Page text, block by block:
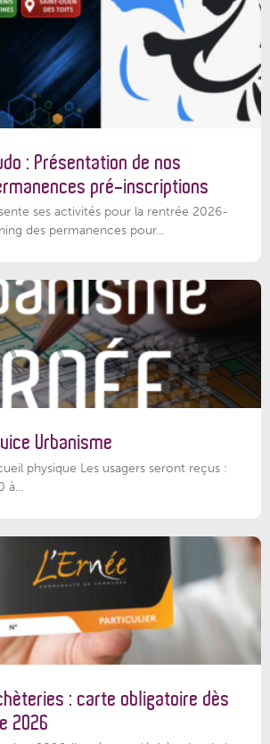
: Présentation de nos
pré-inscriptions
ses activités pour la rentrée 2026-
des permanences pour...
Urbanisme
physique Les usagers seront reçus :
à...
: carte obligatoire dès
2026